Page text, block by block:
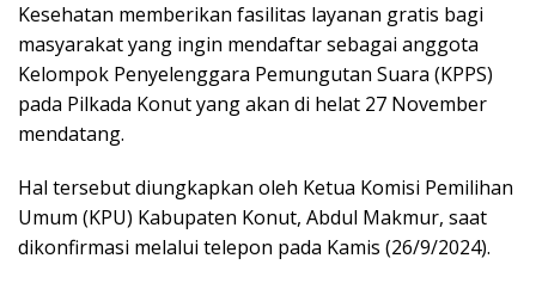
Kesehatan memberikan fasilitas layanan gratis bagi
masyarakat yang ingin mendaftar sebagai anggota
Kelompok Penyelenggara Pemungutan Suara (KPPS)
pada Pilkada Konut yang akan di helat 27 November
mendatang.
Hal tersebut diungkapkan oleh Ketua Komisi Pemilihan
Umum (KPU) Kabupaten Konut, Abdul Makmur, saat
dikonfirmasi melalui telepon pada Kamis (26/9/2024).